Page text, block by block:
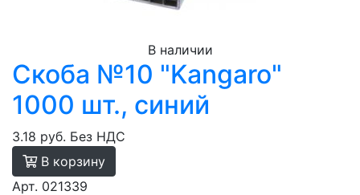
В наличии
Скоба №10 "Kangaro"
1000 шт., синий
3.18 руб. Без НДС
В корзину
Арт. 021339